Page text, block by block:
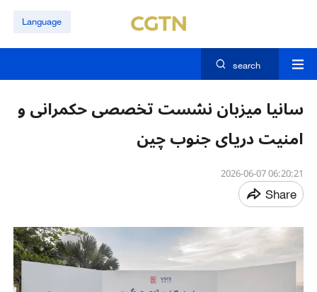
Language
search
سانیا میزبان نشست تخصصی حکمرانی و
امنیت دریای جنوب چین
06:20:21 2026-06-07
Share